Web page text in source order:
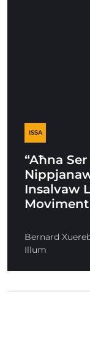
ISSA
“Aħna
Insalvaw
Bernard
Illum